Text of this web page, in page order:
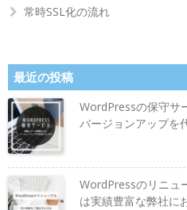
常時SSL化の流れ
最近の投稿
WordPressの保守サ
バージョンアップを
WordPressのリニュ
は実績豊富な弊社に